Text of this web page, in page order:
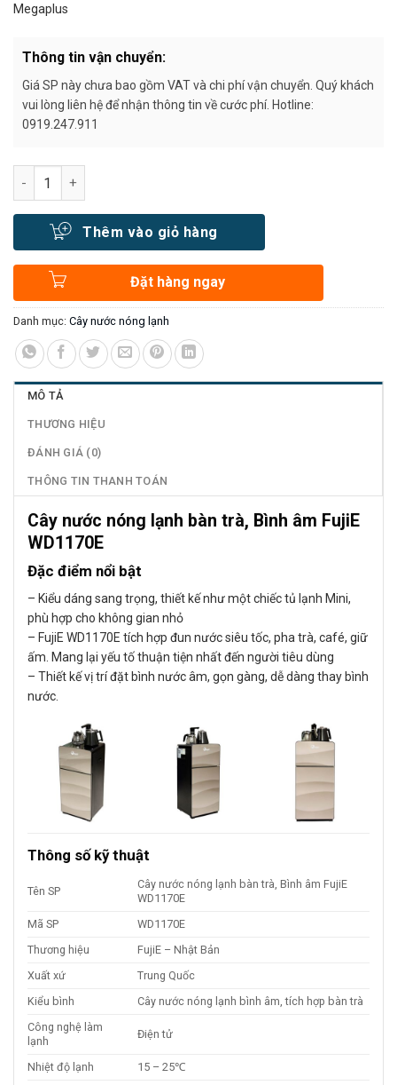
Megaplus
Thông tin vận chuyển:
Giá SP này chưa bao gồm VAT và chi phí vận chuyển. Quý khách
vui lòng liên hệ để nhận thông tin về cước phí. Hotline:
0919.247.911
Số lượng
Thêm vào giỏ hàng
Đặt hàng ngay
Danh mục: Cây nước nóng lạnh
MÔ TẢ
THƯƠNG HIỆU
ĐÁNH GIÁ (0)
THÔNG TIN THANH TOÁN
Cây nước nóng lạnh bàn trà, Bình âm FujiE
WD1170E
Đặc điểm nổi bật
– Kiểu dáng sang trọng, thiết kế như một chiếc tủ lạnh Mini,
phù hợp cho không gian nhỏ
– FujiE WD1170E tích hợp đun nước siêu tốc, pha trà, café, giữ
ấm. Mang lại yếu tố thuận tiện nhất đến người tiêu dùng
– Thiết kế vị trí đặt bình nước âm, gọn gàng, dễ dàng thay bình
nước.
Thông số kỹ thuật
Tên SP
Cây nước nóng lạnh bàn trà, Bình âm FujiE
WD1170E
Mã SP
WD1170E
Thương hiệu
FujiE – Nhật Bản
Xuất xứ
Trung Quốc
Kiểu bình
Cây nước nóng lạnh bình âm, tích hợp bàn trà
Công nghệ làm
lạnh
Điện tử
Nhiệt độ lạnh
15 – 25℃